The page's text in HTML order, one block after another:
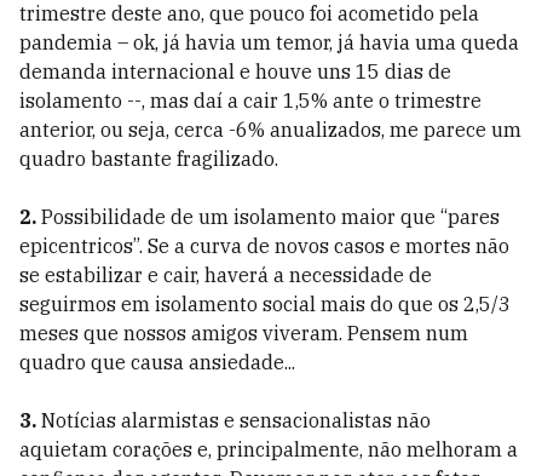
trimestre deste ano, que pouco foi acometido pela
pandemia – ok, já havia um temor, já havia uma queda
demanda internacional e houve uns 15 dias de
isolamento --, mas daí a cair 1,5% ante o trimestre
anterior, ou seja, cerca -6% anualizados, me parece um
quadro bastante fragilizado.
2. Possibilidade de um isolamento maior que “pares
epicentricos”. Se a curva de novos casos e mortes não
se estabilizar e cair, haverá a necessidade de
seguirmos em isolamento social mais do que os 2,5/3
meses que nossos amigos viveram. Pensem num
quadro que causa ansiedade...
3. Notícias alarmistas e sensacionalistas não
aquietam corações e, principalmente, não melhoram a